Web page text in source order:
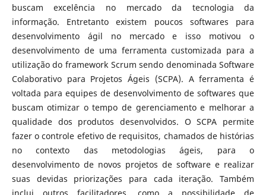
buscam excelência no mercado da tecnologia da
informação. Entretanto existem poucos softwares para
desenvolvimento ágil no mercado e isso motivou o
desenvolvimento de uma ferramenta customizada para a
utilização do framework Scrum sendo denominada Software
Colaborativo para Projetos Ágeis (SCPA). A ferramenta é
voltada para equipes de desenvolvimento de softwares que
buscam otimizar o tempo de gerenciamento e melhorar a
qualidade dos produtos desenvolvidos. O SCPA permite
fazer o controle efetivo de requisitos, chamados de histórias
no contexto das metodologias ágeis, para o
desenvolvimento de novos projetos de software e realizar
suas devidas priorizações para cada iteração. Também